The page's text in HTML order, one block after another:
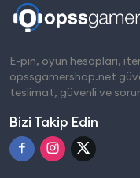
E-pin, oyun hesapları,
opssgamershop.net
teslimat, güvenli ve
Bizi Takip Edin